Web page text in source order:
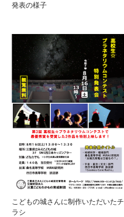
発表の様子
こどもの城さんに制作いただいたチ
ラシ